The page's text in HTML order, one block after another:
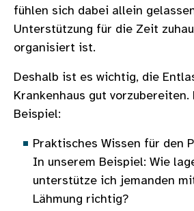
fühlen sich dabei allein
Unterstützung für die Zeit
organisiert ist.
Deshalb ist es wichtig, die
Krankenhaus gut vorzubereiten.
Beispiel:
Praktisches Wissen für den
In unserem Beispiel: Wie
unterstütze ich jemanden
Lähmung richtig?